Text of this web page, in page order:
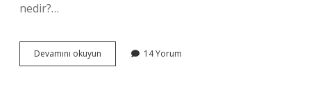
nedir?…
Devamını okuyun
Kaldırmak
14 Yorum